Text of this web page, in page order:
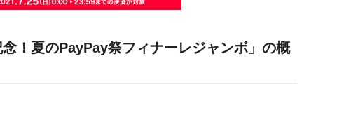
念！夏のPayPay祭フィナーレジャンボ」の概